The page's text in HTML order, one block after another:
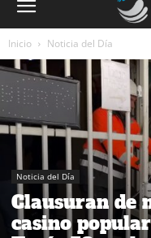
Inicio Noticia del Día
Noticia del Día
Clausuran de
casino